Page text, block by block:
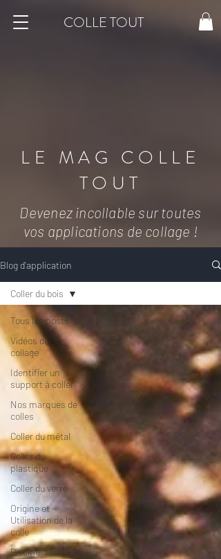
COLLE TOUT
LE MAG COLLE
TOUT
Devenez incollable sur toutes
vos applications de collage !
Blog d'application
Tous les posts
Vidéos de
collage
Identifier un
support à coller
Nos marques de
colles
Coller du métal
Coller du
plastique
Coller du verre
Origine et
Utilisation de la
colle
Piscine
Coller du bois